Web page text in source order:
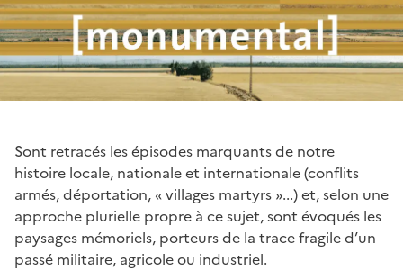
Sont retracés les épisodes marquants de notre
histoire locale, nationale et internationale (conflits
armés, déportation, « villages martyrs »...) et, selon une
approche plurielle propre à ce sujet, sont évoqués les
paysages mémoriels, porteurs de la trace fragile d’un
passé militaire, agricole ou industriel.